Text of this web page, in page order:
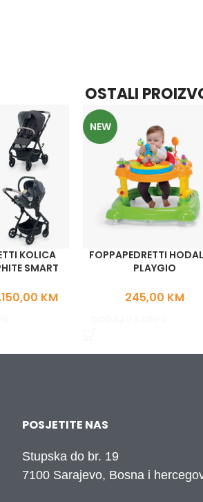
OSTALI
KOLICA
SMART
KM
NEW
FOPPAPEDRETTI
PLAYGIO
245,00 KM
POSJETITE NAS
Stupska do br. 19
7100 Sarajevo, Bosna i